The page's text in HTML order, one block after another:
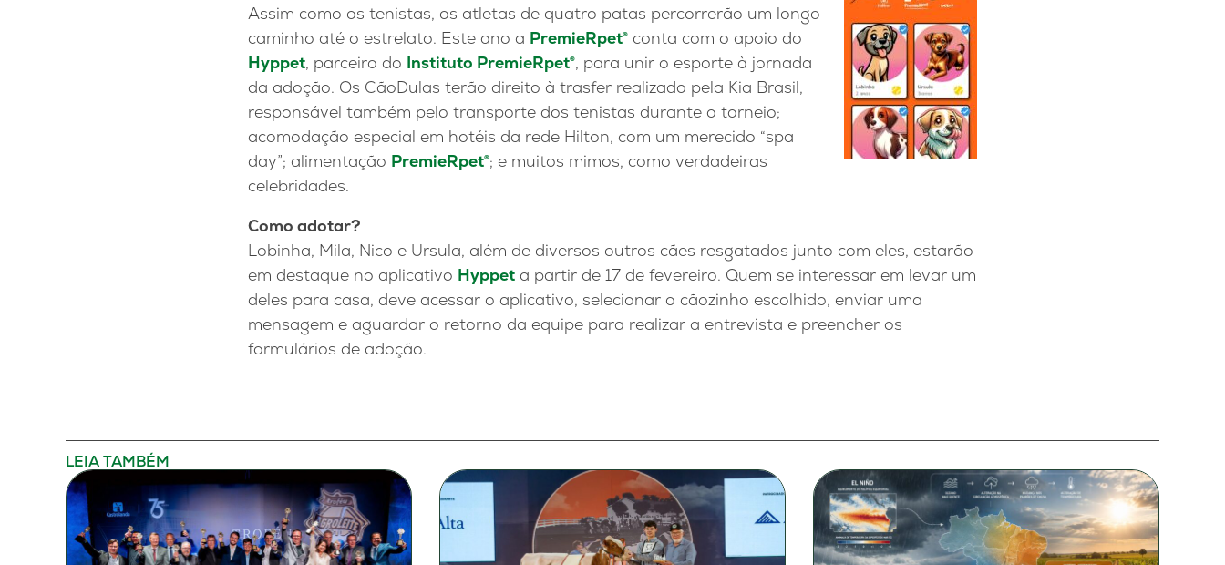
Assim como os tenistas, os atletas de quatro patas percorrerão um longo
caminho até o estrelato. Este ano a PremieRpet® conta com o apoio do
Hyppet, parceiro do Instituto PremieRpet®, para unir o esporte à jornada
da adoção. Os CãoDulas terão direito à trasfer realizado pela Kia Brasil,
responsável também pelo transporte dos tenistas durante o torneio;
acomodação especial em hotéis da rede Hilton, com um merecido “spa
day”; alimentação PremieRpet®; e muitos mimos, como verdadeiras
celebridades.
Como adotar?
Lobinha, Mila, Nico e Ursula, além de diversos outros cães resgatados junto com eles, estarão
em destaque no aplicativo Hyppet a partir de 17 de fevereiro. Quem se interessar em levar um
deles para casa, deve acessar o aplicativo, selecionar o cãozinho escolhido, enviar uma
mensagem e aguardar o retorno da equipe para realizar a entrevista e preencher os
formulários de adoção.
LEIA TAMBÉM